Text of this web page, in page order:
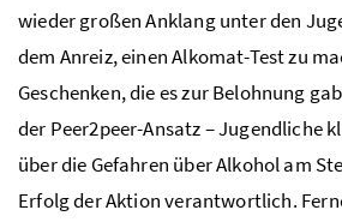
wieder großen Anklang unter den
dem Anreiz, einen Alkomat-Test zu
Geschenken, die es zur Belohnung
der Peer2peer-Ansatz – Jugendliche
über die Gefahren über Alkohol am
Erfolg der Aktion verantwortlich.